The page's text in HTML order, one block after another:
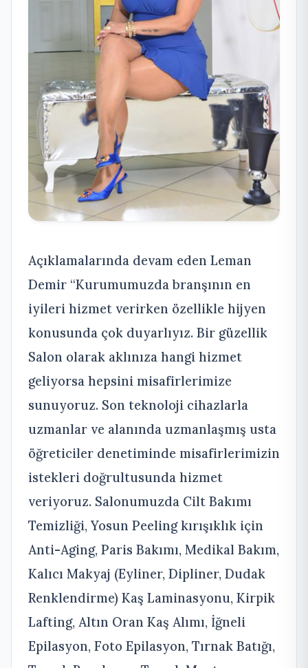
Açıklamalarında devam eden Leman
Demir “Kurumumuzda branşının en
iyileri hizmet verirken özellikle hijyen
konusunda çok duyarlıyız. Bir güzellik
Salon olarak aklınıza hangi hizmet
geliyorsa hepsini misafirlerimize
sunuyoruz. Son teknoloji cihazlarla
uzmanlar ve alanında uzmanlaşmış usta
öğreticiler denetiminde misafirlerimizin
istekleri doğrultusunda hizmet
veriyoruz. Salonumuzda Cilt Bakımı
Temizliği, Yosun Peeling kırışıklık için
Anti-Aging, Paris Bakımı, Medikal Bakım,
Kalıcı Makyaj (Eyliner, Dipliner, Dudak
Renklendirme) Kaş Laminasyonu, Kirpik
Lafting, Altın Oran Kaş Alımı, İğneli
Epilasyon, Foto Epilasyon, Tırnak Batığı,